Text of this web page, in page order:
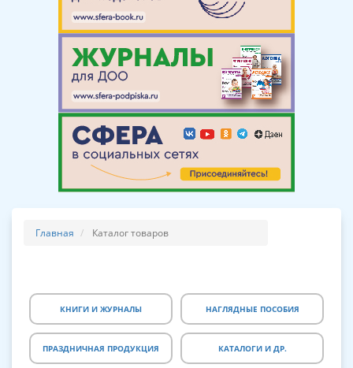
Главная Каталог товаров
КНИГИ И ЖУРНАЛЫ НАГЛЯДНЫЕ ПОСОБИЯ
ПРАЗДНИЧНАЯ ПРОДУКЦИЯ КАТАЛОГИ И ДР.